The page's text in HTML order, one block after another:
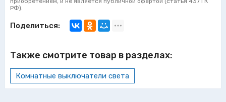
РФ).
Поделиться:
Также смотрите товар в разделах:
Комнатные выключатели света